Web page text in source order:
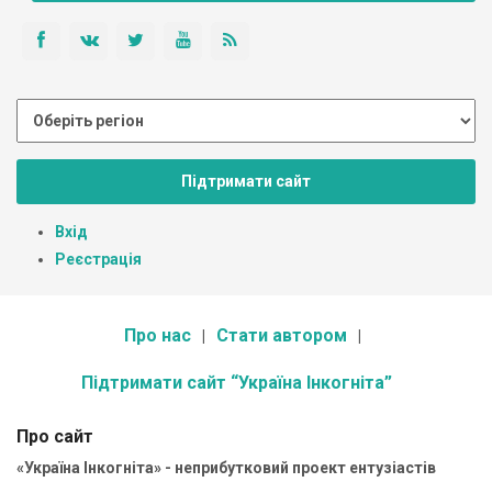
Підтримати сайт
Вхід
Реєстрація
Про нас Стати автором
Підтримати сайт “Україна Інкогніта”
Про сайт
«Україна Інкогніта» - неприбутковий проект ентузіастів